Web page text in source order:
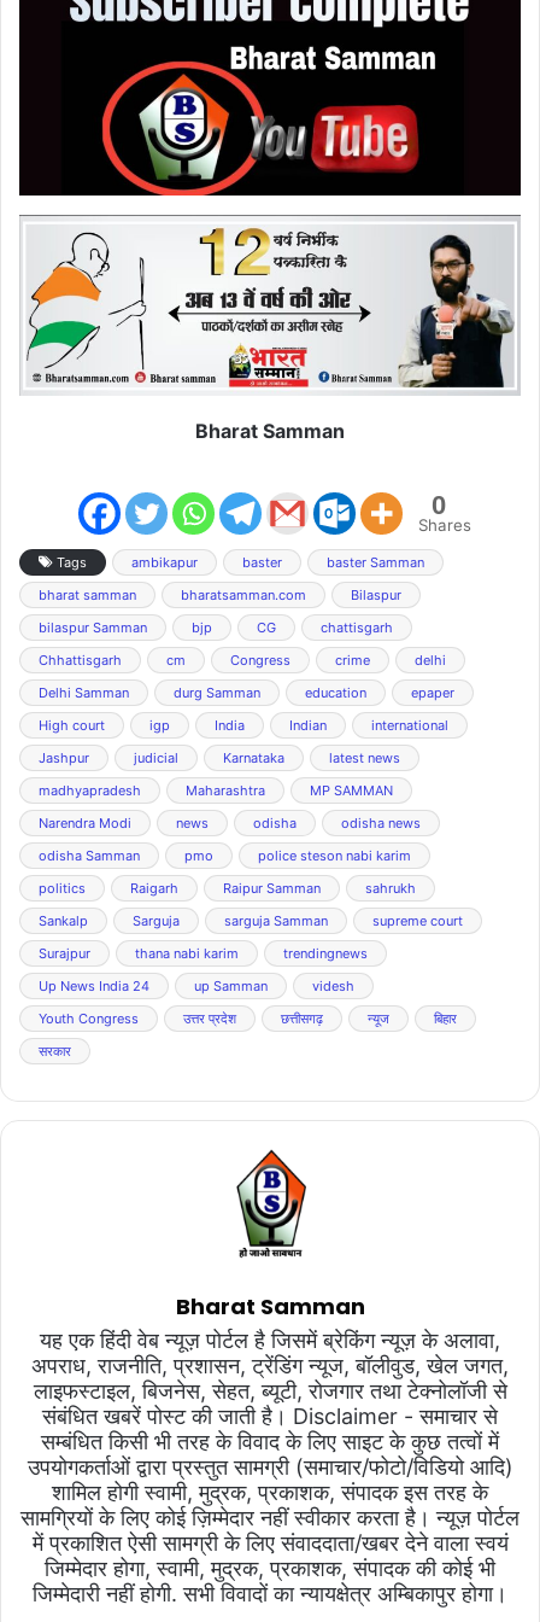
Bharat Samman
0
Shares
Tags ambikapur baster
baster Samman
bharat samman
bharatsamman.com
Bilaspur
bilaspur Samman
bjp CG
chattisgarh
Chhattisgarh
cm Congress crime
delhi
Delhi Samman
durg Samman education
epaper
High court
igp India Indian
international
Jashpur
judicial Karnataka
latest news
madhyapradesh
Maharashtra
MP SAMMAN
Narendra Modi
news odisha
odisha news
odisha Samman
pmo
police steson nabi karim
politics
Raigarh Raipur Samman
sahrukh
Sankalp
Sarguja sarguja Samman
supreme court
Surajpur
thana nabi karim
trendingnews
Up News India 24
up Samman
videsh
Youth Congress
उत्तर प्रदेश छत्तीसगढ़ न्यूज
बिहार
सरकार
Bharat Samman
यह एक हिंदी वेब न्यूज़ पोर्टल है जिसमें ब्रेकिंग न्यूज़ के अलावा,
अपराध, राजनीति, प्रशासन, ट्रेंडिंग न्यूज, बॉलीवुड, खेल जगत,
लाइफस्टाइल, बिजनेस, सेहत, ब्यूटी, रोजगार तथा टेक्नोलॉजी से
संबंधित खबरें पोस्ट की जाती है। Disclaimer - समाचार से
सम्बंधित किसी भी तरह के विवाद के लिए साइट के कुछ तत्वों में
उपयोगकर्ताओं द्वारा प्रस्तुत सामग्री (समाचार/फोटो/विडियो आदि)
शामिल होगी स्वामी, मुद्रक, प्रकाशक, संपादक इस तरह के
सामग्रियों के लिए कोई ज़िम्मेदार नहीं स्वीकार करता है। न्यूज़ पोर्टल
में प्रकाशित ऐसी सामग्री के लिए संवाददाता/खबर देने वाला स्वयं
जिम्मेदार होगा, स्वामी, मुद्रक, प्रकाशक, संपादक की कोई भी
जिम्मेदारी नहीं होगी. सभी विवादों का न्यायक्षेत्र अम्बिकापुर होगा।